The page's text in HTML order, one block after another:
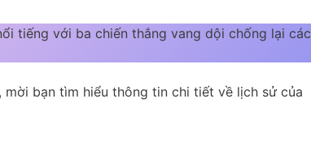
tiếng với ba chiến thắng vang dội chống lại các
bạn tìm hiểu thông tin chi tiết về lịch sử của